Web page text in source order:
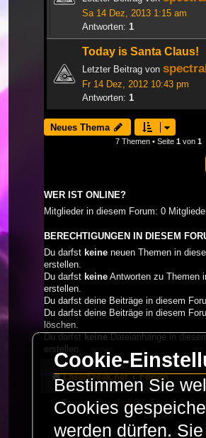
Sa 14 Dez, 2013 1:15 am
Antworten: 1
Today is Santa Claus!
Letzter Beitrag von
Fr 14 Dez, 2012 10:43 pm
Antworten: 1
Neues Thema
7 Themen • Seite 1 von 1
WER IST ONLINE?
Mitglieder in diesem Forum: 0
BERECHTIGUNGEN IN DIESEM
Du darfst keine neuen Themen in
erstellen.
Du darfst keine Antworten zu Themen
erstellen.
Du darfst deine Beiträge in diesem
Du darfst deine Beiträge in diesem
löschen.
Du darfstkeineDateianhänge in
erstellen.
LaserFreak.net Forum
Powered byphpBB® Forum
Limited
Deutsche Übersetzung durch
Cookie-
Bestimmen Sie
Cookies
werden dürfen.